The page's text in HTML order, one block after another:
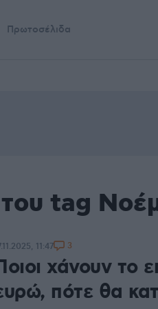
Πρωτοσέλιδα
tag
χάνουν το
πότε θα
11:47 3